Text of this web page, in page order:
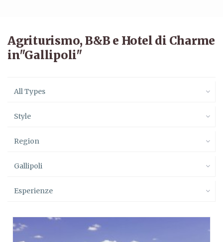
Agriturismo, B&B e Hotel di Charme
in"Gallipoli"
All Types
Style
Region
Gallipoli
Esperienze